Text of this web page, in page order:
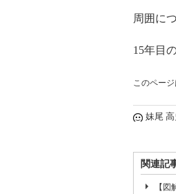
周囲に
15年目
このページ
妹尾 高
関連記
【